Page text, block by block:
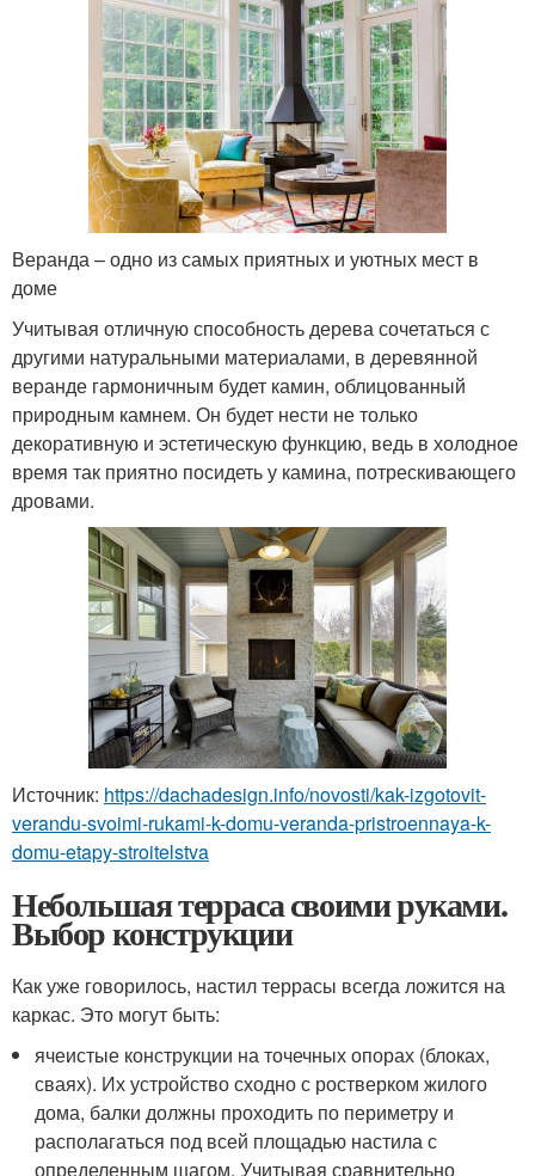
Веранда – одно из самых приятных и уютных мест в
доме
Учитывая отличную способность дерева сочетаться с
другими натуральными материалами, в деревянной
веранде гармоничным будет камин, облицованный
природным камнем. Он будет нести не только
декоративную и эстетическую функцию, ведь в холодное
время так приятно посидеть у камина, потрескивающего
дровами.
Источник: https://dachadesign.info/novosti/kak-izgotovit-
verandu-svoimi-rukami-k-domu-veranda-pristroennaya-k-
domu-etapy-stroitelstva
Небольшая терраса своими руками.
Выбор конструкции
Как уже говорилось, настил террасы всегда ложится на
каркас. Это могут быть:
ячеистые конструкции на точечных опорах (блоках,
сваях). Их устройство сходно с ростверком жилого
дома, балки должны проходить по периметру и
располагаться под всей площадью настила с
определенным шагом. Учитывая сравнительно